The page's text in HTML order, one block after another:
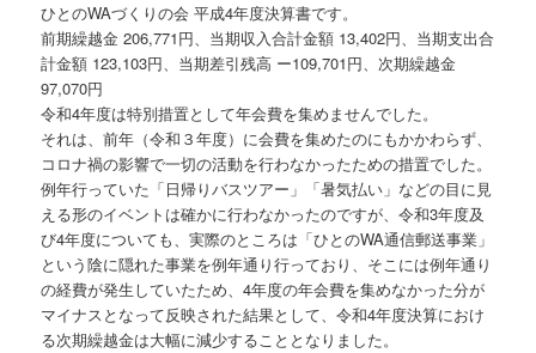
ひとのWAづくりの会 平成4年度決算書です。
前期繰越金 206,771円、当期収入合計金額 13,402円、当期支出合
計金額 123,103円、当期差引残高 ー109,701円、次期繰越金
97,070円
令和4年度は特別措置として年会費を集めませんでした。
それは、前年（令和３年度）に会費を集めたのにもかかわらず、
コロナ禍の影響で一切の活動を行わなかったための措置でした。
例年行っていた「日帰りバスツアー」「暑気払い」などの目に見
える形のイベントは確かに行わなかったのですが、令和3年度及
び4年度についても、実際のところは「ひとのWA通信郵送事業」
という陰に隠れた事業を例年通り行っており、そこには例年通り
の経費が発生していたため、4年度の年会費を集めなかった分が
マイナスとなって反映された結果として、令和4年度決算におけ
る次期繰越金は大幅に減少することとなりました。